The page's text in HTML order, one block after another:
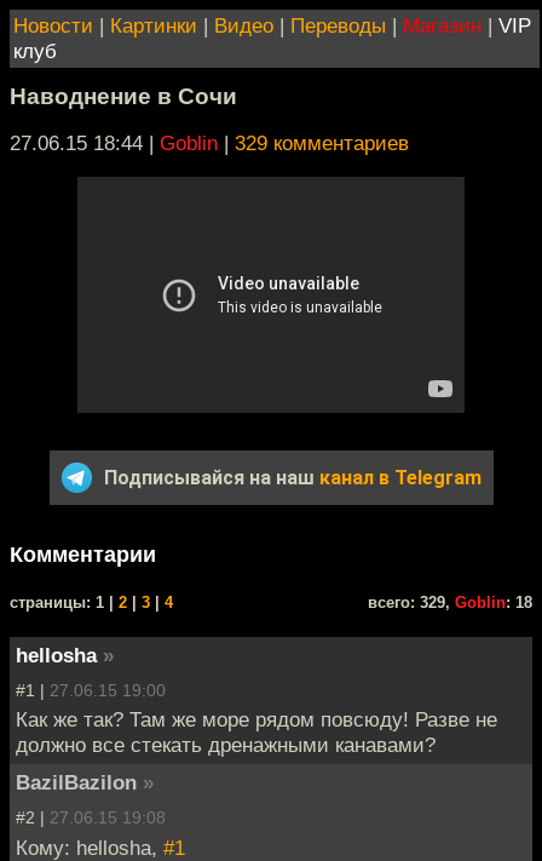
Новости | Картинки | Видео | Переводы | Магазин | VIP
клуб
Наводнение в Сочи
27.06.15 18:44 | Goblin | 329 комментариев
Подписывайся на наш канал в Telegram
Комментарии
cтраницы: 1 | 2 3 4 всего: 329, Goblin: 18
hellosha »
#1 | 27.06.15 19:00
Как же так? Там же море рядом повсюду! Разве не
должно все стекать дренажными канавами?
BazilBazilon »
#2 | 27.06.15 19:08
Кому: hellosha, #1